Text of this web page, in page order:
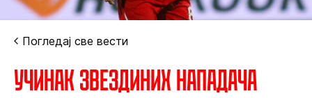
Погледај све вести
Учинак Звездиних нападача